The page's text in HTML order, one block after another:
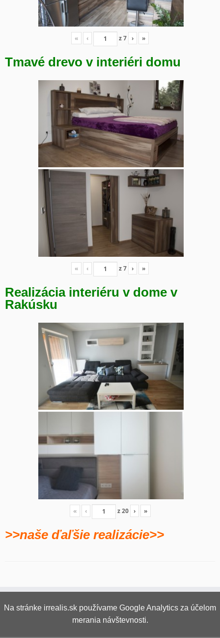
« ‹ z7 › »
Tmavé drevo v interiéri domu
« ‹ z7 › »
Realizácia interiéru v dome v
Rakúsku
« ‹ z20 › »
>>naše ďaľšie realizácie>>
Na stránke irrealis.sk používame Google Analytics za účelom
merania návštevnosti.